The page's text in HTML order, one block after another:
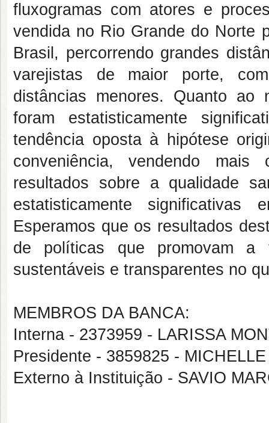
fluxogramas com atores e
vendida no Rio Grande do Norte
Brasil, percorrendo grandes
varejistas de maior porte,
distâncias menores. Quanto ao
foram estatisticamente
tendência oposta à hipótese
conveniência, vendendo
resultados sobre a qualidade
estatisticamente
Esperamos que os resultados
de políticas que promovam a
sustentáveis e transparentes no
MEMBROS DA BANCA:
Interna - 2373959 - LARISSA
Presidente - 3859825 -
Externo à Instituição - SAVIO